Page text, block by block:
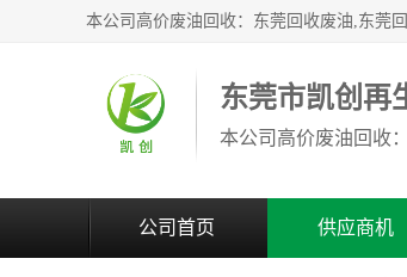
东莞市凯创再
公司首页 供应商机